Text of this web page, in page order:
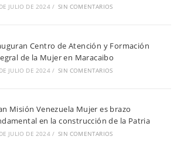
JULIO DE 2024 / SIN COMENTARIOS
Centro de Atención y Formación
de la Mujer en Maracaibo
JULIO DE 2024 / SIN COMENTARIOS
Misión Venezuela Mujer es brazo
en la construcción de la Patria
JULIO DE 2024 / SIN COMENTARIOS